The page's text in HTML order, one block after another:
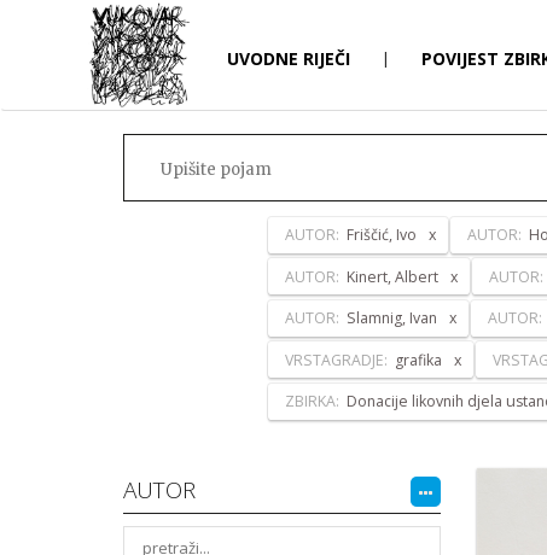
UVODNE RIJEČI | POVIJEST
AUTOR: Friščić, Ivo AUTOR:
AUTOR: Kinert, Albert AUTOR:
AUTOR: Slamnig, Ivan AUTOR:
VRSTAGRADJE: grafika
ZBIRKA: Donacije likovnih djela
AUTOR